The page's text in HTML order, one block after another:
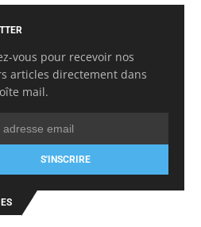
vous pour recevoir nos
articles directement dans
mail.
S'INSCRIRE